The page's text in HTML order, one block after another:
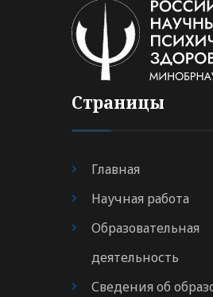
Страницы
Главная
Научная работа
Образовательная
деятельность
Сведения об